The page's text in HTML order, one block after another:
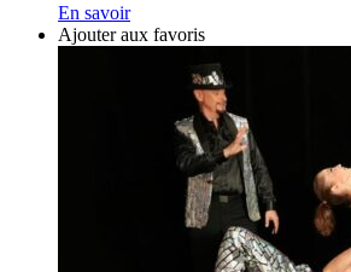
En savoir
Ajouter aux favoris